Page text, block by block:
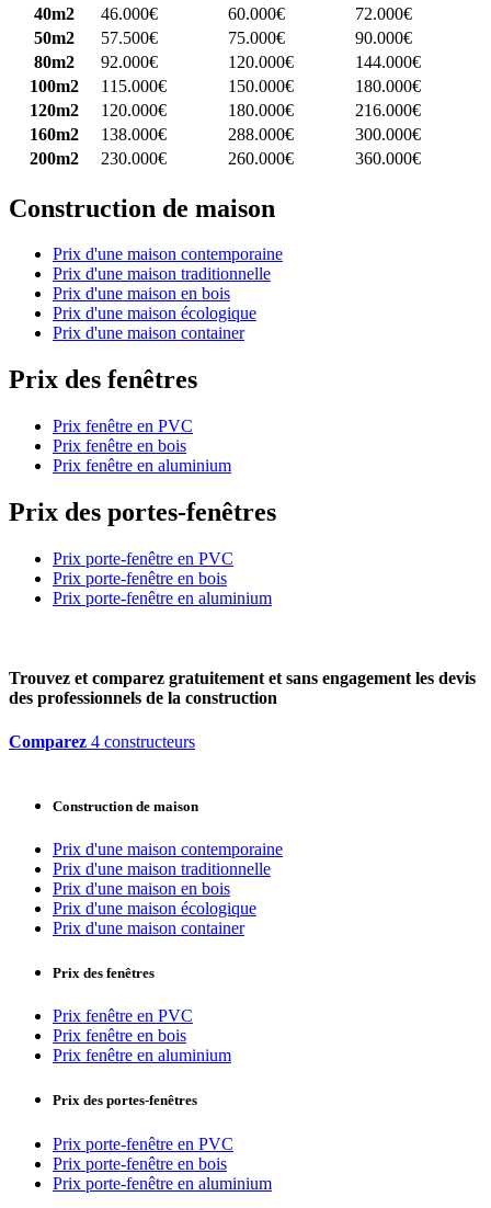
40m2
46.000€ 60.000€
72.000€
50m2
57.500€ 75.000€
90.000€
80m2
92.000€ 120.000€
144.000€
100m2
115.000€ 150.000€
180.000€
120m2
120.000€ 180.000€
216.000€
160m2
138.000€ 288.000€
300.000€
200m2
230.000€ 260.000€ 360.000€
Construction de maison
Prix d'une maison contemporaine
Prix d'une maison traditionnelle
Prix d'une maison en bois
Prix d'une maison écologique
Prix d'une maison container
Prix des fenêtres
Prix fenêtre en PVC
Prix fenêtre en bois
Prix fenêtre en aluminium
Prix des portes-fenêtres
Prix porte-fenêtre en PVC
Prix porte-fenêtre en bois
Prix porte-fenêtre en aluminium
Trouvez et comparez gratuitement et sans engagement les devis
des professionnels de la construction
Comparez 4 constructeurs
Construction de maison
Prix d'une maison contemporaine
Prix d'une maison traditionnelle
Prix d'une maison en bois
Prix d'une maison écologique
Prix d'une maison container
Prix des fenêtres
Prix fenêtre en PVC
Prix fenêtre en bois
Prix fenêtre en aluminium
Prix des portes-fenêtres
Prix porte-fenêtre en PVC
Prix porte-fenêtre en bois
Prix porte-fenêtre en aluminium